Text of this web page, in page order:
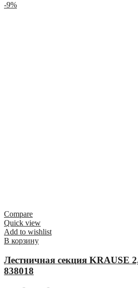
-9%
Compare
Quick view
Add to wishlist
В корзину
Лестничная секция KRAUSE
838018